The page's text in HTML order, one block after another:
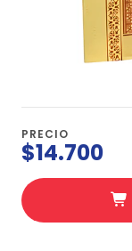
PRECIO
$14.700